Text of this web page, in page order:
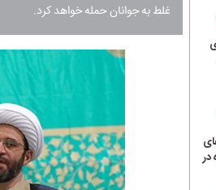
غلط به جوانان حمله خواهد کرد.